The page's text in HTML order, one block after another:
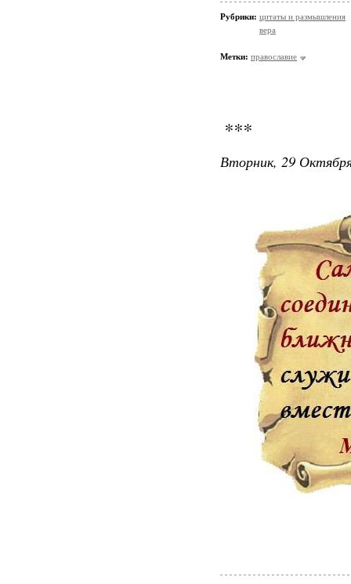
Рубрики: цитаты и размышления
вера
Метки: православие
***
Вторник, 29